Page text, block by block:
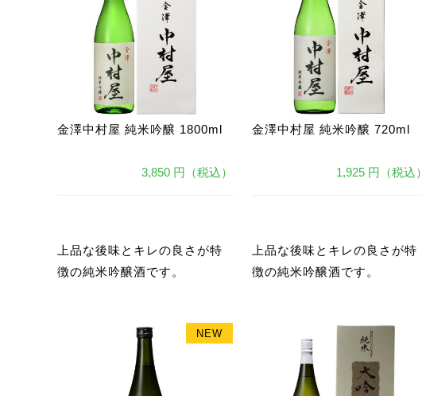
金澤中村屋 純米吟醸 1800ml
3,850 円（税込）
上品な後味とキレの良さが特
徴の純米吟醸酒です。
金澤中村屋 純米吟醸 720ml
1,925 円（税込）
上品な後味とキレの良さが特
徴の純米吟醸酒です。
NEW